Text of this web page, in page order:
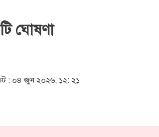
ঘোষণা
: ০৪ জুন ২০২৬, ১২: ২১